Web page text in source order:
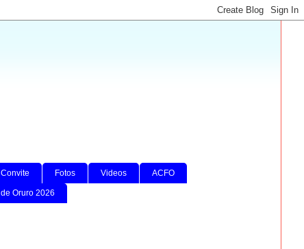
Convite Fotos Videos ACFO
Oruro 2026